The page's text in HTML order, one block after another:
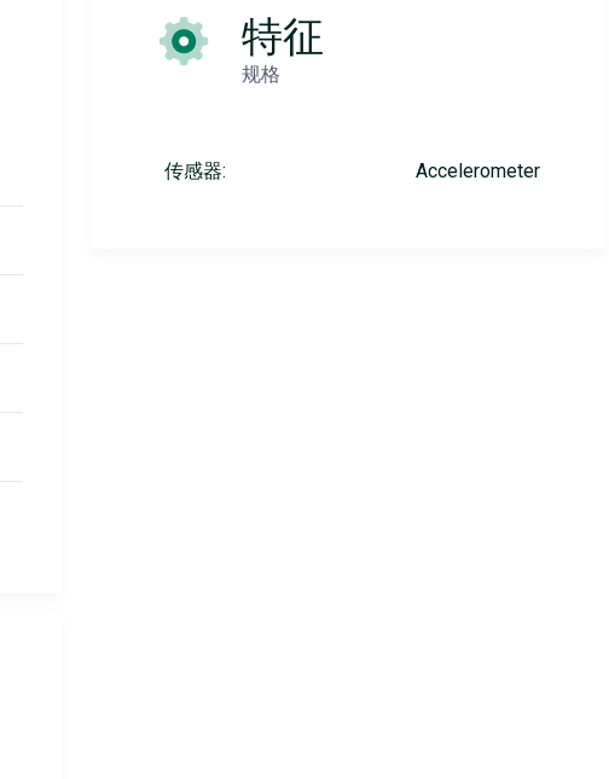
特征
规格
传感器: Accelerometer